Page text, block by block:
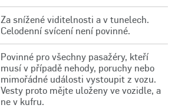
Za snížené viditelnosti a v tunelech.
Celodenní svícení není povinné.
Povinné pro všechny pasažéry, kteří
musí v případě nehody, poruchy nebo
mimořádné události vystoupit z vozu.
Vesty proto mějte uloženy ve vozidle, a
ne v kufru.